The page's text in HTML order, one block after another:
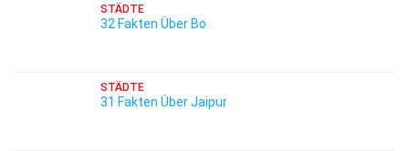
STÄDTE
32 Fakten Über Bo
STÄDTE
31 Fakten Über Jaipur